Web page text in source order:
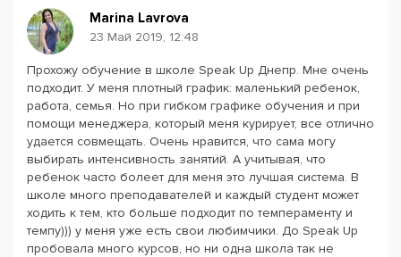
Marina Lavrova
23 Май 2019, 12:48
Прохожу обучение в школе Speak Up Днепр. Мне очень
подходит. У меня плотный график: маленький ребенок,
работа, семья. Но при гибком графике обучения и при
помощи менеджера, который меня курирует, все отлично
удается совмещать. Очень нравится, что сама могу
выбирать интенсивность занятий. А учитывая, что
ребенок часто болеет для меня это лучшая система. В
школе много преподавателей и каждый студент может
ходить к тем, кто больше подходит по темпераменту и
темпу))) у меня уже есть свои любимчики. До Speak Up
пробовала много курсов, но ни одна школа так не